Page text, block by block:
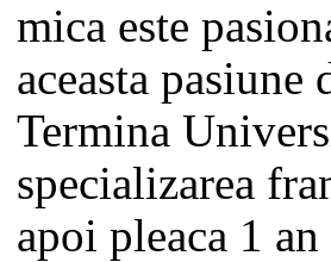
mica este
aceasta pasiune
Termina
specializarea
apoi pleaca 1